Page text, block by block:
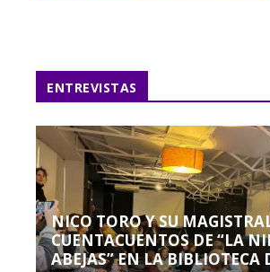
ENTREVISTAS
NICO TORO Y SU
CUENTACUENTOS DE “LA
ABEJAS” EN LA BIBLIOTECA